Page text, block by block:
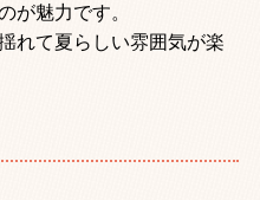
が魅力です。
れて夏らしい雰囲気が楽